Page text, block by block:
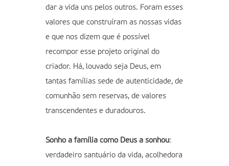
dar a vida uns pelos outros. Foram esses
valores que construíram as nossas vidas
e que nos dizem que é possível
recompor esse projeto original do
criador. Há, louvado seja Deus, em
tantas famílias sede de autenticidade, de
comunhão sem reservas, de valores
transcendentes e duradouros.
Sonho a família como Deus a sonhou:
verdadeiro santuário da vida, acolhedora